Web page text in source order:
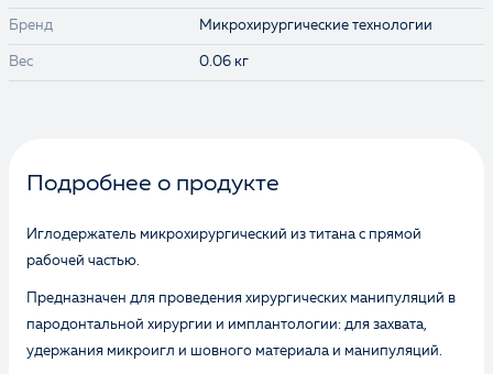
Бренд Микрохирургические технологии
Вес 0.06 кг
Подробнее о продукте
Иглодержатель микрохирургический из титана с прямой
рабочей частью.
Предназначен для проведения хирургических манипуляций в
пародонтальной хирургии и имплантологии: для захвата,
удержания микроигл и шовного материала и манипуляций.